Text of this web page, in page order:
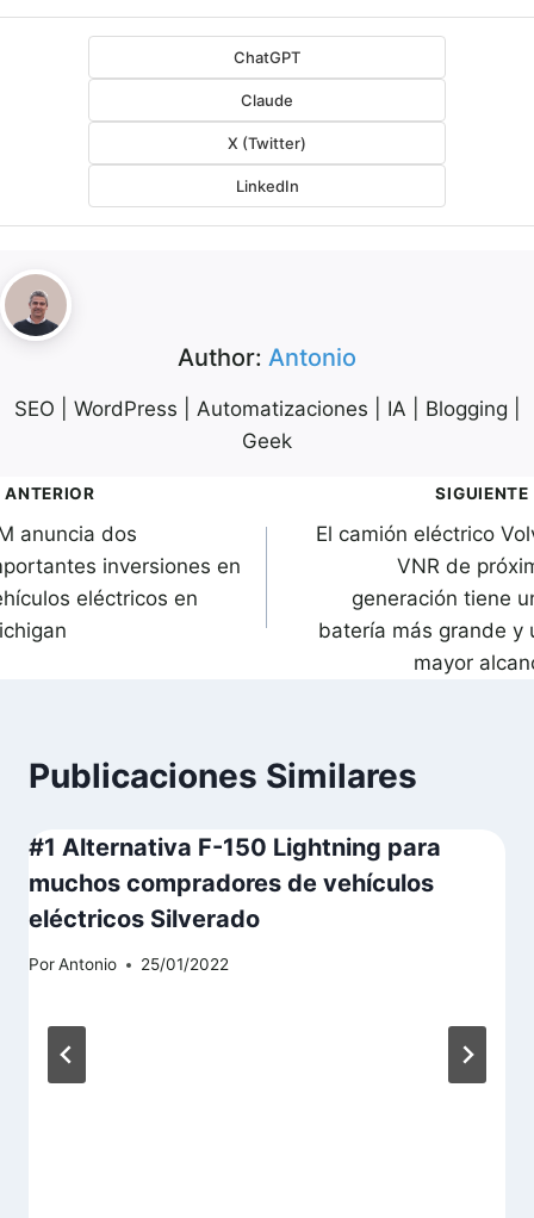
ChatGPT
Claude
X (Twitter)
LinkedIn
Author: Antonio
SEO | WordPress | Automatizaciones | IA | Blogging |
Geek
ANTERIOR
anuncia dos
inversiones en
eléctricos en
SIGUIENTE
El camión eléctrico
VNR de
generación tiene
batería más grande y
mayor
Publicaciones Similares
#1 Alternativa F-150 Lightning para
muchos compradores de vehículos
eléctricos Silverado
PorAntonio 25/01/2022